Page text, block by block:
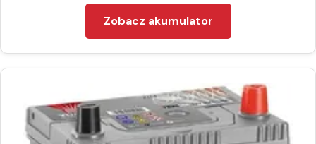
Zobacz akumulator